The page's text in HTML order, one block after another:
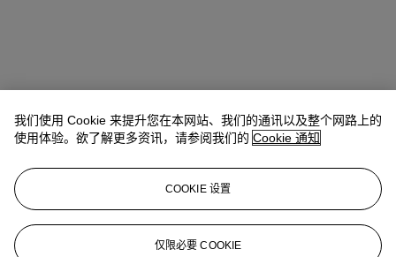
我们使用 Cookie 来提升您在本网站、我们的通讯以及整个网路上的
使用体验。欲了解更多资讯，请参阅我们的 Cookie 通知
COOKIE 设置
仅限必要 COOKIE